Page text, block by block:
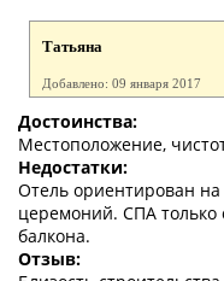
Татьяна
Добавлено: 09 января 2017
Достоинства:
Местоположение,
Недостатки:
Отель ориентирован
церемоний. СПА только
балкона.
Отзыв: